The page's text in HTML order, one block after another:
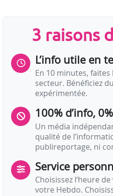
l’examen de
3 raisons
L’info utile en
En 10 minutes,
secteur. Bénéficiez
expérimentée.
100% d’info,
Un média
qualité de
publireportage, ni
Service
Choisissez l‘heure
votre Hebdo.